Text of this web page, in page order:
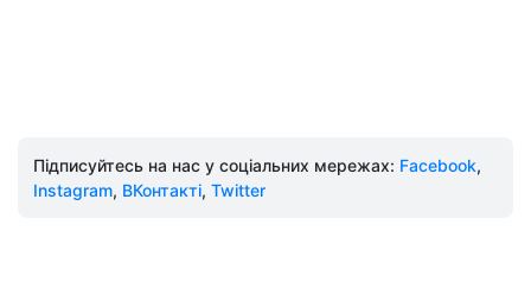
Підписуйтесь на нас у соціальних мережах: Facebook,
Instagram, ВКонтакті, Twitter